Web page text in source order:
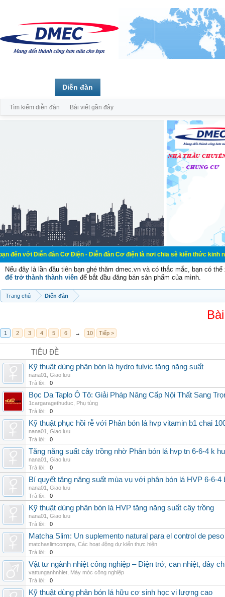
đàn Cơ Điện - Diễn đàn Cơ điện là nơi chia sẽ kiến thức kinh nghiệm
Nếu đây là lần đầu tiên bạn ghé thăm dmec.vn và có thắc mắc, bạn có
để trở thành thành viên để bắt đầu đăng bán sản phẩm của mình.
Trang chủ Diễn đàn
1 2 3 4 5 6 → 10 Tiếp >
TIÊU ĐỀ
Kỹ thuật dùng phân bón lá hydro fulvic tăng năng suất
nana01
Giao lưu
Trả lời:
0
Bọc Da Taplo Ô Tô: Giải Pháp Nâng Cấp Nội Thất Sang
1cargaragethuduc
Phụ tùng
Trả lời:
0
Kỹ thuật phục hồi rễ với Phân bón lá hvp vitamin b1 chai
nana01
Giao lưu
Trả lời:
0
Tăng năng suất cây trồng nhờ Phân bón lá hvp tn 6-6-4 k
nana01
Giao lưu
Trả lời:
0
Bí quyết tăng năng suất mùa vụ với phân bón lá HVP 6-6-4
nana01
Giao lưu
Trả lời:
0
Kỹ thuật dùng phân bón lá HVP tăng năng suất cây trồng
nana01
Giao lưu
Trả lời:
0
Matcha Slim: Un suplemento natural para el control de peso
matchaslimcompra Các hoạt động dự kiến thực hiện
Trả lời:
0
Vật tư ngành nhiệt công nghiệp – Điện trở, can nhiệt, dây
vattunganhnhiet Máy móc công nghiệp
Trả lời:
0
Kỹ thuật dùng phân bón lá hữu cơ sinh học vi lượng cao
Diễn đàn
Tìm kiếm diễn đàn Bài viết gần đây